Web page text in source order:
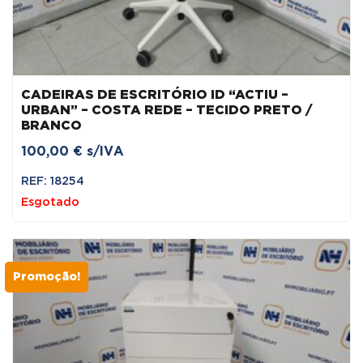
CADEIRAS DE ESCRITÓRIO ID “ACTIU –
URBAN” – COSTA REDE – TECIDO PRETO /
BRANCO
100,00 € s/IVA
REF: 18254
Esgotado
Promoção!